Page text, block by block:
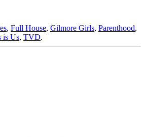
, Full House, Gilmore Girls, Parenthood,
is Us, TVD.